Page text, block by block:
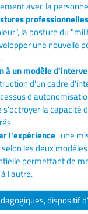
avec la
professionnelles
la posture du
une nouvelle
à un modèle
d'un cadre
la capacité
l'expérience: une
les deux
permettant de
l'autre.
dispositif